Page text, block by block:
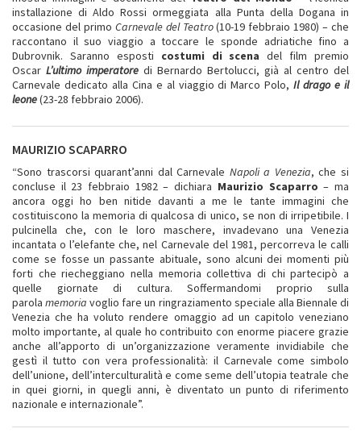
installazione di Aldo Rossi ormeggiata alla Punta della Dogana in
occasione del primo Carnevale del Teatro(10-19 febbraio 1980) – che
raccontano il suo viaggio a toccare le sponde adriatiche fino a
Dubrovnik. Saranno esposti costumi di scena del film premio
Oscar L’ultimo imperatore di Bernardo Bertolucci, già al centro del
Carnevale dedicato alla Cina e al viaggio di Marco Polo,Il drago e il
leone(23-28 febbraio 2006).
MAURIZIO SCAPARRO
“Sono trascorsi quarant’anni dal Carnevale Napoli a Venezia, che si
concluse il 23 febbraio 1982 – dichiara Maurizio Scaparro – ma
ancora oggi ho ben nitide davanti a me le tante immagini che
costituiscono la memoria di qualcosa di unico, se non di irripetibile. I
pulcinella che, con le loro maschere, invadevano una Venezia
incantata o l’elefante che, nel Carnevale del 1981, percorreva le calli
come se fosse un passante abituale, sono alcuni dei momenti più
forti che riecheggiano nella memoria collettiva di chi partecipò a
quelle giornate di cultura. Soffermandomi proprio sulla
parolamemoriavoglio fare un ringraziamento speciale alla Biennale di
Venezia che ha voluto rendere omaggio ad un capitolo veneziano
molto importante, al quale ho contribuito con enorme piacere grazie
anche all’apporto di un’organizzazione veramente invidiabile che
gestì il tutto con vera professionalità: il Carnevale come simbolo
dell’unione, dell’interculturalità e come seme dell’utopia teatrale che
in quei giorni, in quegli anni, è diventato un punto di riferimento
nazionale e internazionale”.